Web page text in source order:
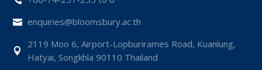
 enquiries@bloomsbury.ac.th

2119 Moo 6, Airport-Lopburirames Road, Kuanlung,
Hatyai, Songkhla 90110 Thailand